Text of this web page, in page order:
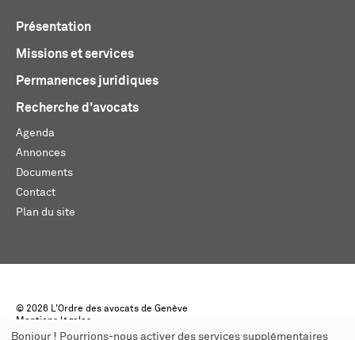
Présentation
Missions et services
Permanences juridiques
Recherche d'avocats
Agenda
Annonces
Documents
Contact
Plan du site
© 2026 L'Ordre des avocats de Genève
Mentions légales
Créé par monoloco
Bonjour ! Pourrions-nous activer des services supplémentaires